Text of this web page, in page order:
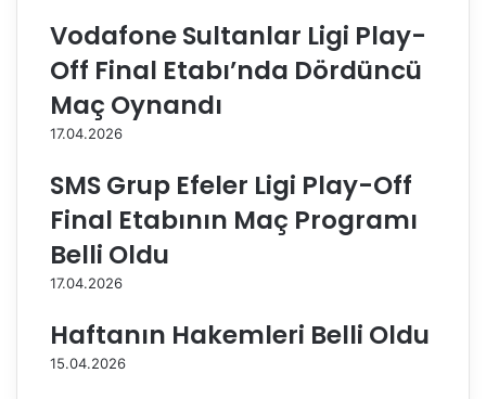
H
Y
’
y
i
n
u
e
d
y
o
o
1
g
i
’
.
Vodafone Sultanlar Ligi Play-
Off Final Etabı’nda Dördüncü
Maç Oynandı
17.04.2026
SMS Grup Efeler Ligi Play-Off
Final Etabının Maç Programı
Belli Oldu
17.04.2026
Haftanın Hakemleri Belli Oldu
15.04.2026